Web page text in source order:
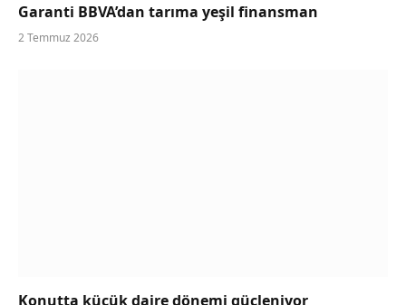
Garanti BBVA’dan tarıma yeşil finansman
2 Temmuz 2026
Konutta küçük daire dönemi güçleniyor